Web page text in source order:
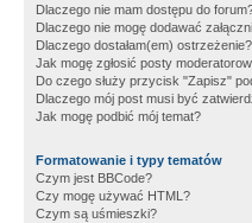
Dlaczego nie mam dostępu do
Dlaczego nie mogę dodawać
Dlaczego dostałam(em) ostrzeżenie?
Jak mogę zgłosić posty
Do czego służy przycisk "Zapisz"
Dlaczego mój post musi być
Jak mogę podbić mój temat?
Formatowanie i typy tematów
Czym jest BBCode?
Czy mogę używać HTML?
Czym są uśmieszki?